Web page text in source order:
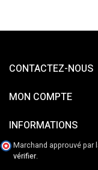
CONTACTEZ-NOUS
MON COMPTE
INFORMATIONS
Marchand approuvé par
vérifier.